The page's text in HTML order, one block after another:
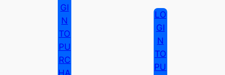
GI
N
TO
PU
RC
HA
LO
GI
N
TO
PU